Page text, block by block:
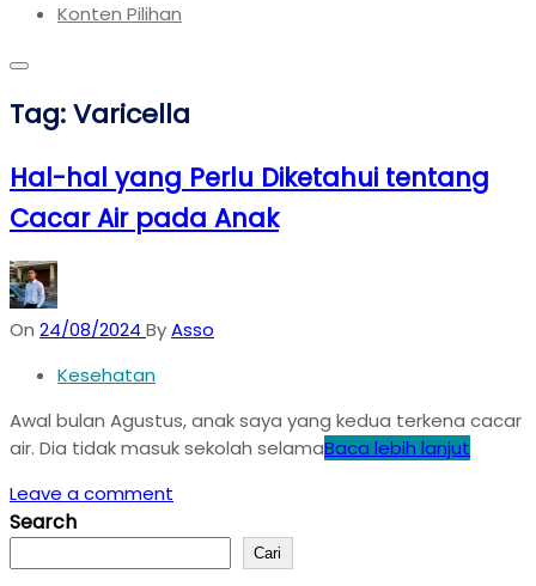
Konten Pilihan
Tag:Varicella
Hal-hal yang Perlu Diketahui tentang
Cacar Air pada Anak
On 24/08/2024 ByAsso
Kesehatan
Awal bulan Agustus, anak saya yang kedua terkena cacar
air. Dia tidak masuk sekolah selamaBaca lebih lanjut
Leave a comment
Search
Cari